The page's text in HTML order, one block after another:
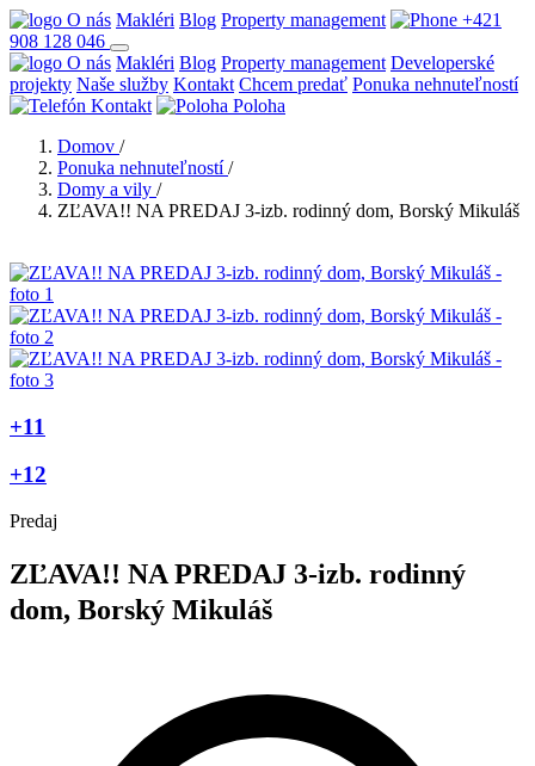
O nás Makléri Blog Property management
+421
908 128 046
O nás Makléri Blog Property management Developerské
projekty Naše služby Kontakt Chcem predať Ponuka nehnuteľností
Kontakt
Poloha
Domov /
Ponuka nehnuteľností /
Domy a vily /
ZĽAVA!! NA PREDAJ 3-izb. rodinný dom, Borský Mikuláš
+11
+12
Predaj
ZĽAVA!! NA PREDAJ 3-izb. rodinný
dom, Borský Mikuláš